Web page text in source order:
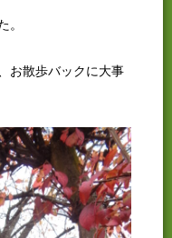
。
お散歩バックに大事